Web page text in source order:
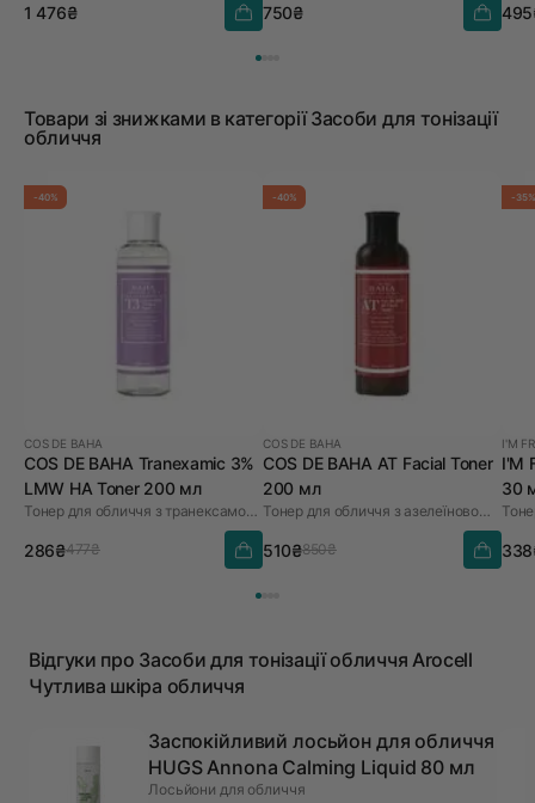
1 476₴ 750₴
Товари зі знижками в категорії Засоби для тонізації
обличчя
-40%
COS DE BAHA
COS DE BAHA Tranexamic 3%
LMW HA Toner 200 мл
Тонер для обличчя з транексамовою кислотою
286₴477₴
-40%
COS DE BAHA
COS DE BAHA AT Facial Toner
200 мл
Тонер для обличчя з азелеїновою кислотою
510₴850₴
-35%
I'M
I'M
30
Відгуки про Засоби для тонізації обличчя Arocell
Чутлива шкіра обличчя
Заспокійливий лосьйон для обличчя
HUGS Annona Calming Liquid 80 мл
Лосьйони для обличчя